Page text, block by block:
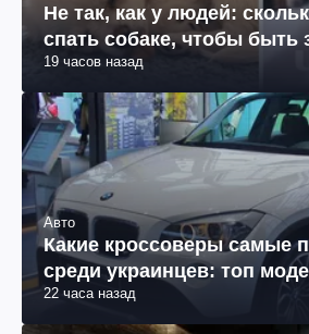
Не так, как у людей:
спать собаке, чтобы быть
19 часов назад
Авто
Какие кроссоверы самые
среди украинцев: топ
22 часа назад